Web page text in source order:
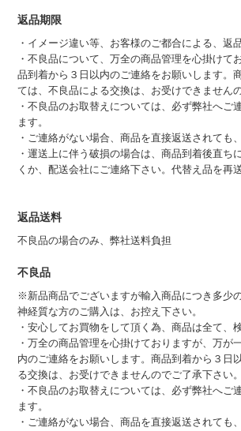
返品期限
・イメージ違い等、お客様のご都合による、返
・不良品について、万全の商品管理を心掛け
品到着から３日以内のご連絡をお願いします。
ては、不良品による交換は、お受けできません
・不良品のお取替えについては、必ず弊社へ
ます。
・ご連絡がない場合、商品を直接返送されても
・運送上に伴う破損の場合は、商品到着後直
くか、配送会社にご連絡下さい。代替え品を再
返品送料
不良品の場合のみ、弊社送料負担
不良品
※新品商品でございますが輸入商品につき多少
神経質な方のご購入は、お控え下さい。
・安心してお買物をして頂く為、商品は全て、
・万全の商品管理を心掛けておりますが、万
内のご連絡をお願いします。商品到着から３日
る交換は、お受けできませんのでご了承下さい。
・不良品のお取替えについては、必ず弊社へ
ます。
・ご連絡がない場合、商品を直接返送されても